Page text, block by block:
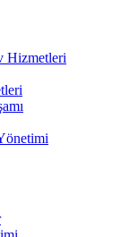
Hizmetleri